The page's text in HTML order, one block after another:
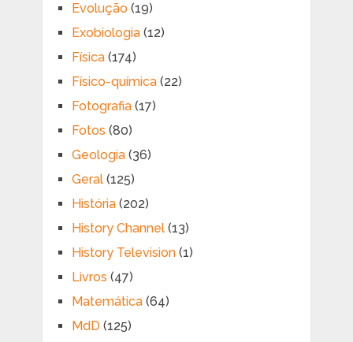
Evolução (19)
Exobiologia(12)
Física(174)
Físico-química(22)
Fotografia(17)
Fotos (80)
Geologia(36)
Geral(125)
História(202)
History Channel(13)
History Television(1)
Livros (47)
Matemática(64)
MdD (125)